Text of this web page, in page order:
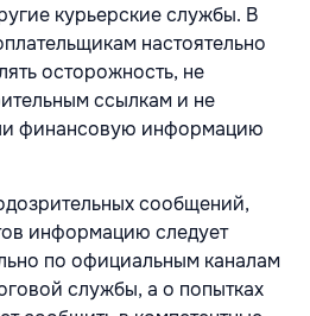
курьерские службы. В
настоятельно
осторожность, не
ссылкам и не
финансовую информацию
сообщений,
информацию следует
по официальным каналам
службы, а о попытках